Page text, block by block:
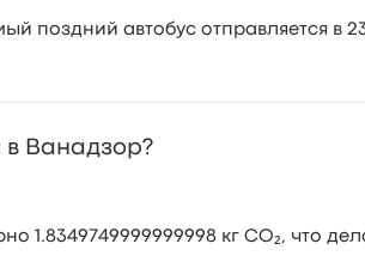
поздний автобус отправляется в
в Ванадзор?
1.8349749999999998 кг CO₂, что